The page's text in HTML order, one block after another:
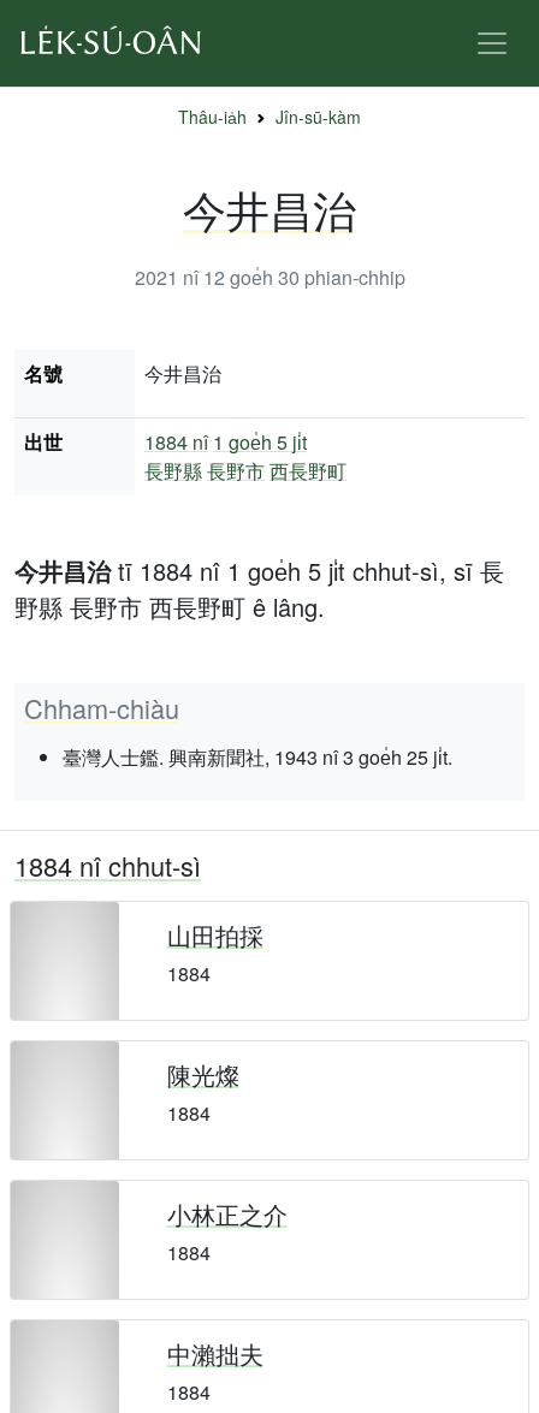
Thâu-ia̍h Jîn-sū-kàm
今井昌治
2021 nî 12 goe̍h 30 phian-chhip
今井昌治tī 1884 nî 1 goe̍h 5 ji̍t chhut-sì, sī 長
野縣 長野市 西長野町 ê lâng.
Chham-chiàu
臺灣人士鑑. 興南新聞社, 1943 nî 3 goe̍h 25 ji̍t.
名號 今井昌治
出世 1884 nî 1 goe̍h 5 ji̍t
長野縣長野市西長野町
1884 nî chhut-sì
山田拍採
1884
陳光燦
1884
小林正之介
1884
中瀨拙夫
1884